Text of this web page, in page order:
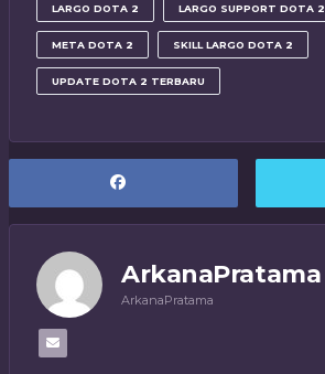
LARGO DOTA 2 LARGO SUPPORT DOTA 2
META DOTA 2 SKILL LARGO DOTA 2
UPDATE DOTA 2 TERBARU
ArkanaPratama
ArkanaPratama